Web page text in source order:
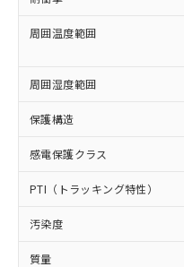
周囲温度範囲
周囲湿度範囲
保護構造
感電保護クラス
PTI（トラッキング特性）
汚染度
質量
販売
在庫状況お
事前の承諾
示しないよ
マイパーツ
ビス）をご
メンバーズ
あります。
お客様が当
登録された部
および当社
品・サービ
引・商談に
部品在庫の切り替
月が前後するこ
※3 非含有証明
下記の非含有証
「ｅ」：有害物
準値以下である
「10」：通常の使
質が外部に漏えい
及ぼさない年数を
「－」：未確認で
当社は、貴
場合は、上
該第三者に
販売先およ
法に輸出す
り引きをい
たはお
機器販
受注生
情報を